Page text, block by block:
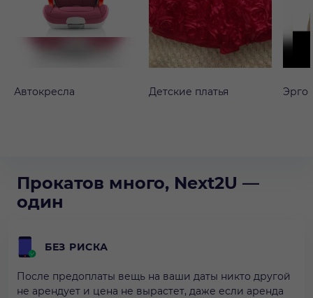
Автокресла Детские платья Эрго
Прокатов много, Next2U —
один
БЕЗ РИСКА
После предоплаты вещь на ваши даты никто другой
не арендует и цена не вырастет, даже если аренда